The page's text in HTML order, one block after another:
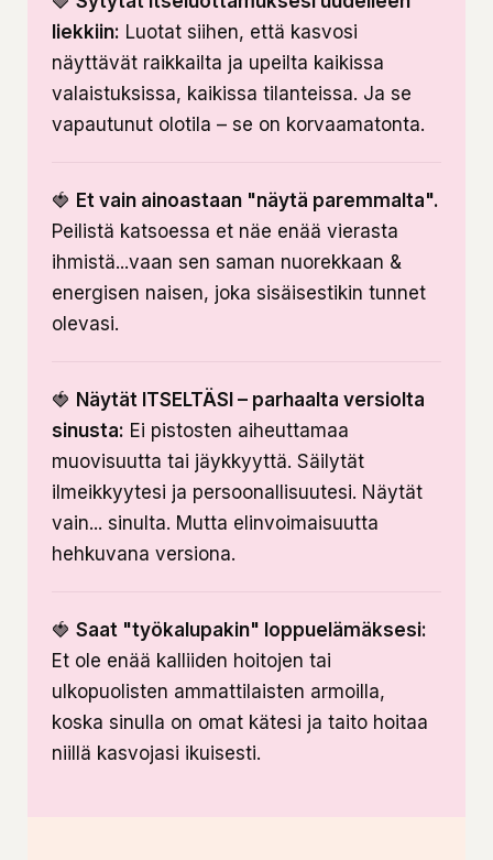
liekkiin: Luotat siihen, että kasvosi
näyttävät raikkailta ja upeilta kaikissa
valaistuksissa, kaikissa tilanteissa. Ja se
vapautunut olotila – se on korvaamatonta.
🍓 Et vain ainoastaan "näytä paremmalta".
Peilistä katsoessa et näe enää vierasta
ihmistä...vaan sen saman nuorekkaan &
energisen naisen, joka sisäisestikin tunnet
olevasi.
🍓 Näytät ITSELTÄSI – parhaalta versiolta
sinusta: Ei pistosten aiheuttamaa
muovisuutta tai jäykkyyttä. Säilytät
ilmeikkyytesi ja persoonallisuutesi. Näytät
vain... sinulta. Mutta elinvoimaisuutta
hehkuvana versiona.
🍓 Saat "työkalupakin" loppuelämäksesi:
Et ole enää kalliiden hoitojen tai
ulkopuolisten ammattilaisten armoilla,
koska sinulla on omat kätesi ja taito hoitaa
niillä kasvojasi ikuisesti.